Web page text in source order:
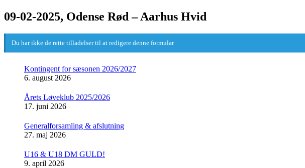
09-02-2025, Odense Rød – Aarhus Hvid
Du har ikke de rette tilladelser til at redigere denne formular
Kontingent for sæsonen 2026/2027
6. august 2026
Årets Løveklub 2025/2026
17. juni 2026
Generalforsamling & afslutning
27. maj 2026
U16 & U18 DM GULD!
9. april 2026